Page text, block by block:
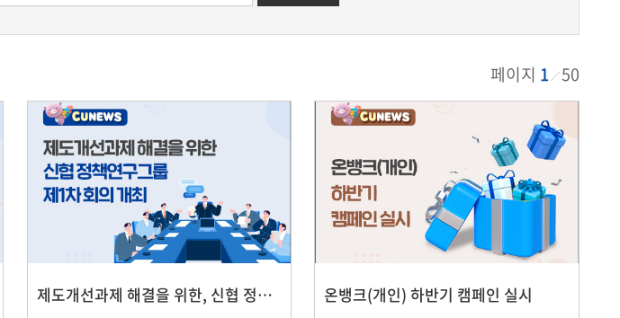
페이지 1 50
제도개선과제 해결을 위한, 신협 정책연구그룹 제1차 회의 개최 온뱅크(개인) 하반기 캠페인 실시